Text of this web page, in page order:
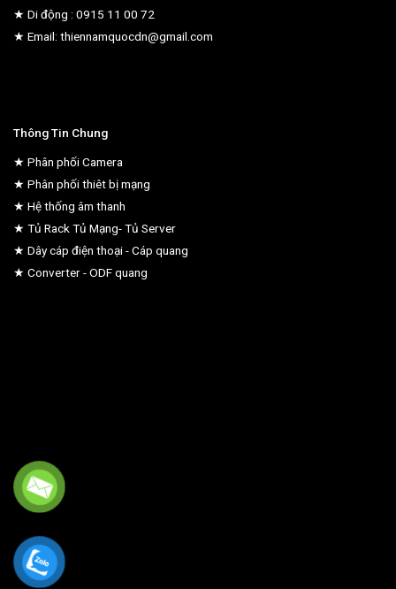
★ Di động : 0915 11 00 72
★ Email: thiennamquocdn@gmail.com
Thông Tin Chung
★ Phân phối Camera
★ Phân phối thiêt bị mạng
★ Hệ thống âm thanh
★ Tủ Rack Tủ Mạng- Tủ Server
★ Dây cáp điện thoại - Cáp quang
★ Converter - ODF quang